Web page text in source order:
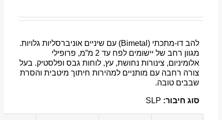
להב דו-מתכתי (Bimetal) עם שיניים אוניברסליות גלויות.
מגוון רחב של יישומים לפח עד 2 מ”מ, פרופילי
אלומיניום, צינורות נחושת, עץ, לוחות גבס ופלסטיק. בעל
צורה רחבה עם מותניים למהירות חיתוך מיטבית והסרת
שבבים טובה.
סוג חיבור: